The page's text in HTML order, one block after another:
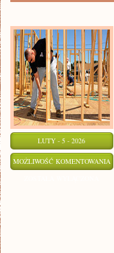
LUTY - 5 - 2026
MOŻLIWOŚĆ KOMENTOWANIA